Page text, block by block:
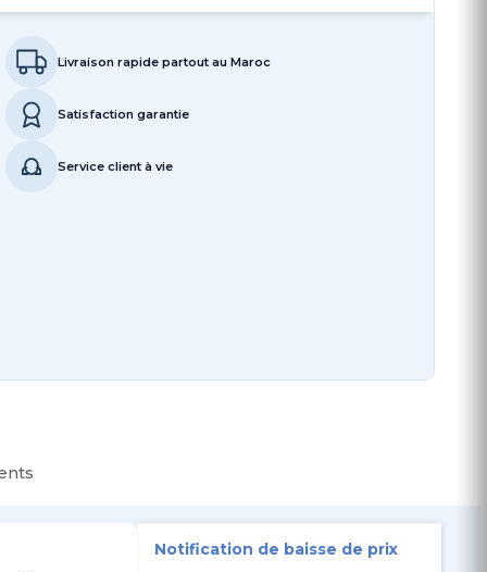
Livraison rapide partout au Maroc
Satisfaction garantie
Service client à vie
Notification de baisse de prix